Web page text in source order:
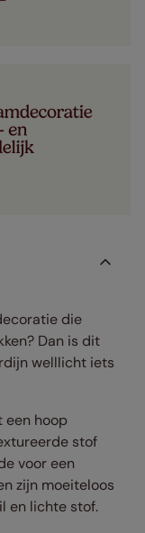
die
Dan is dit
welllicht iets
een hoop
stof
voor een
zijn moeiteloos
en lichte stof.